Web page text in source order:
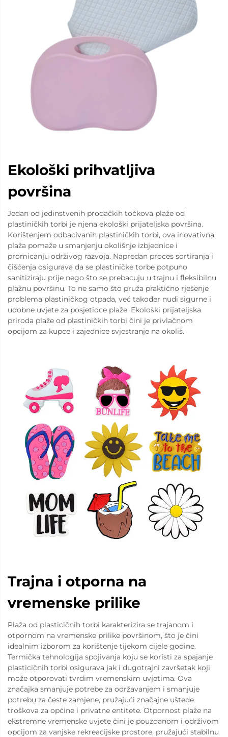
Ekološki prihvatljiva
površina
Jedan od jedinstvenih prodačkih točkova plaže od
plastiničkih torbi je njena ekološki prijateljska površina.
Korištenjem odbacivanih plastiničkih torbi, ova inovativna
plaža pomaže u smanjenju okolišnje izbjednice i
promicanju održivog razvoja. Napredan proces sortiranja i
čišćenja osigurava da se plastiničke torbe potpuno
sanitiziraju prije nego što se prebacuju u trajnu i fleksibilnu
plažnu površinu. To ne samo što pruža praktično rješenje
problema plastiničkog otpada, već također nudi sigurne i
udobne uvjete za posjetioce plaže. Ekološki prijateljska
priroda plaže od plastiničkih torbi čini je privlačnom
opcijom za kupce i zajednice svjestranje na okoliš.
Trajna i otporna na
vremenske prilike
Plaža od plasticičnih torbi karakterizira se trajanom i
otpornom na vremenske prilike površinom, što je čini
idealnim izborom za korištenje tijekom cijele godine.
Termička tehnologija spojivanja koju se koristi za spajanje
plasticičnih torbi osigurava jak i dugotrajni završetak koji
može otporovati tvrdim vremenskim uvjetima. Ova
značajka smanjuje potrebe za održavanjem i smanjuje
potrebu za česte zamjene, pružajući značajne uštede
troškova za općine i privatne entitete. Otpornost plaže na
ekstremne vremenske uvjete čini je pouzdanom i održivom
opcijom za vanjske rekreacijske prostore, pružajući stabilnu